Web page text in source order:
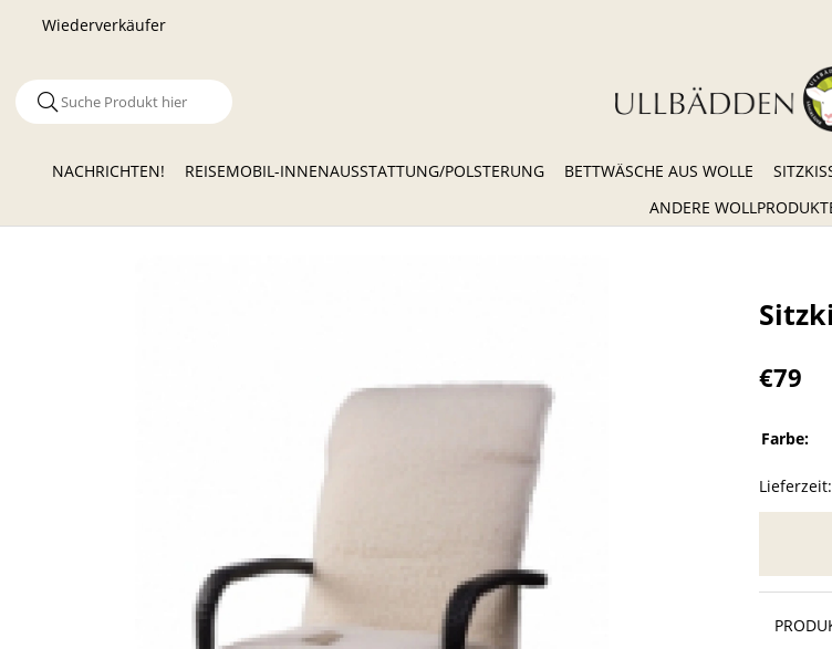
Wiederverkäufer
NACHRICHTEN! REISEMOBIL-INNENAUSSTATTUNG/POLSTERUNG BETTWÄSCHE AUS WOLLE
ANDERE
Reisemobil-Innenausstattung/
€79
Farbe:
Lieferzeit: